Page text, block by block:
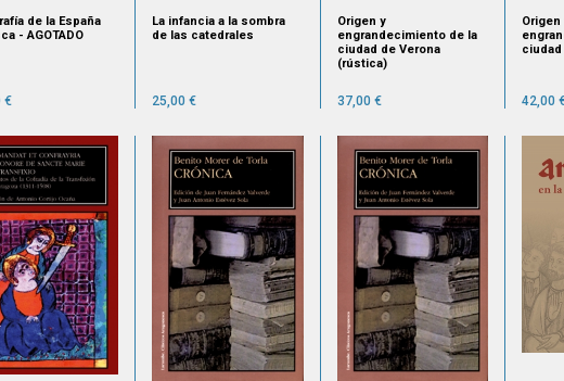
de la España
- AGOTADO
€
La infancia a la sombra
de las catedrales
25,00 €
Origen y
engrandecimiento de la
ciudad de Verona
(rústica)
37,00 €
Origen
ciudad
42,00